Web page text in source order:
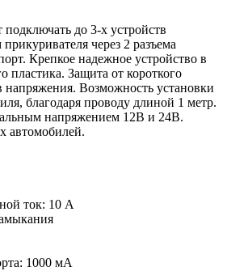
подключать до 3-х устройств
через 2 разъема
Крепкое надежное устройство в
пластика. Защита от короткого
напряжения. Возможность установки
благодаря проводу длиной 1 метр.
напряжением 12В и 24В.
автомобилей.
ток: 10 А
1000 мА